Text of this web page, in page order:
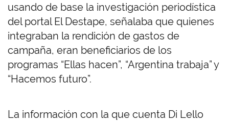
usando de base la investigación periodística
del portal El Destape, señalaba que quienes
integraban la rendición de gastos de
campaña, eran beneficiarios de los
programas “Ellas hacen”, “Argentina trabaja” y
“Hacemos futuro”.
La información con la que cuenta Di Lello